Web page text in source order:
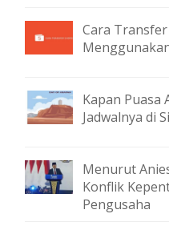
Cara Transfer
Kapan Puasa
Jadwalnya di
Menurut
Konflik
Pengusaha